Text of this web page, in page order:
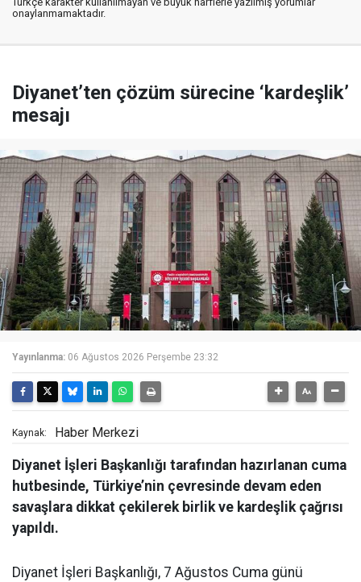
onaylanmamaktadır.
Diyanet’ten çözüm sürecine ‘kardeşlik’
mesajı
Yayınlanma: 06 Ağustos 2026 Perşembe 23:32
Kaynak: Haber Merkezi
Diyanet İşleri Başkanlığı tarafından hazırlanan cuma
hutbesinde, Türkiye’nin çevresinde devam eden
savaşlara dikkat çekilerek birlik ve kardeşlik çağrısı
yapıldı.
Diyanet İşleri Başkanlığı, 7 Ağustos Cuma günü